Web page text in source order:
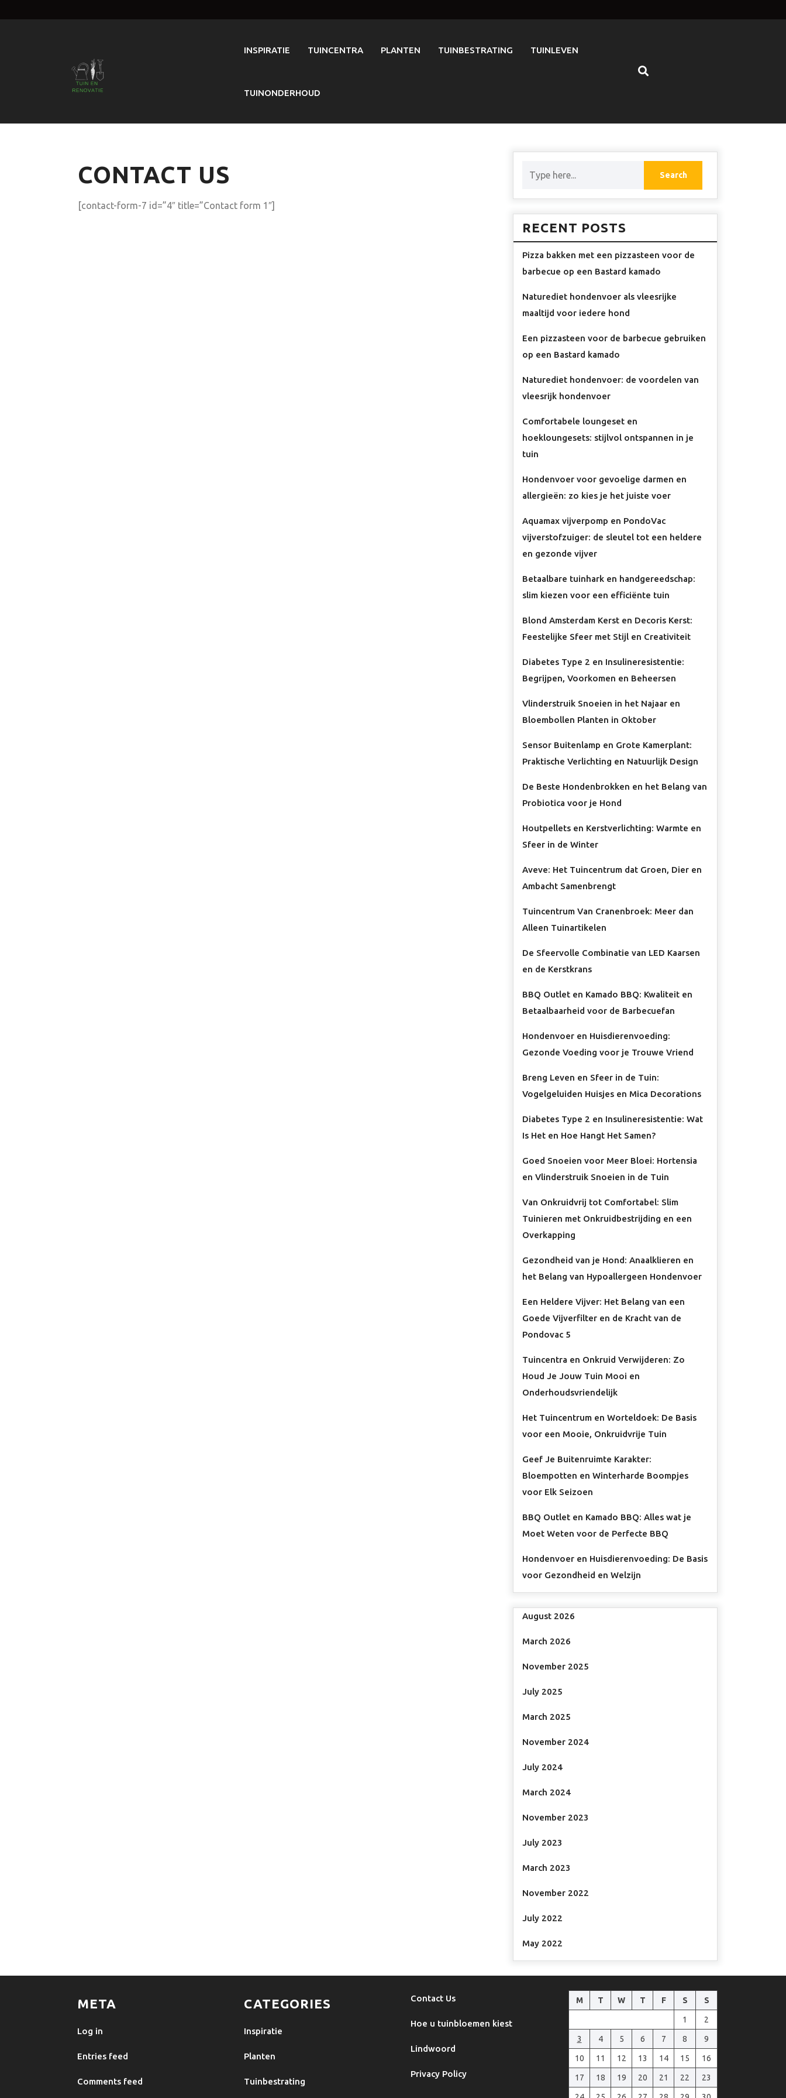
to
INSPIRATIE TUINCENTRA PLANTEN TUINBESTRATING TUINLEVEN
TUINONDERHOUD
CONTACT US
[contact-form-7 id=”4″ title=”Contact form 1″]
RECENT POSTS
Pizza bakken met een pizzasteen voor de
barbecue op een Bastard kamado
Naturediet hondenvoer als vleesrijke
maaltijd voor iedere hond
Een pizzasteen voor de barbecue gebruiken
op een Bastard kamado
Naturediet hondenvoer: de voordelen van
vleesrijk hondenvoer
Comfortabele loungeset en
hoekloungesets: stijlvol ontspannen in je
tuin
Hondenvoer voor gevoelige darmen en
allergieën: zo kies je het juiste voer
Aquamax vijverpomp en PondoVac
vijverstofzuiger: de sleutel tot een heldere
en gezonde vijver
Betaalbare tuinhark en handgereedschap:
slim kiezen voor een efficiënte tuin
Blond Amsterdam Kerst en Decoris Kerst:
Feestelijke Sfeer met Stijl en Creativiteit
Diabetes Type 2 en Insulineresistentie:
Begrijpen, Voorkomen en Beheersen
Vlinderstruik Snoeien in het Najaar en
Bloembollen Planten in Oktober
Sensor Buitenlamp en Grote Kamerplant:
Praktische Verlichting en Natuurlijk Design
De Beste Hondenbrokken en het Belang van
Probiotica voor je Hond
Houtpellets en Kerstverlichting: Warmte en
Sfeer in de Winter
Aveve: Het Tuincentrum dat Groen, Dier en
Ambacht Samenbrengt
Tuincentrum Van Cranenbroek: Meer dan
Alleen Tuinartikelen
De Sfeervolle Combinatie van LED Kaarsen
en de Kerstkrans
BBQ Outlet en Kamado BBQ: Kwaliteit en
Betaalbaarheid voor de Barbecuefan
Hondenvoer en Huisdierenvoeding:
Gezonde Voeding voor je Trouwe Vriend
Breng Leven en Sfeer in de Tuin:
Vogelgeluiden Huisjes en Mica Decorations
Diabetes Type 2 en Insulineresistentie: Wat
Is Het en Hoe Hangt Het Samen?
Goed Snoeien voor Meer Bloei: Hortensia
en Vlinderstruik Snoeien in de Tuin
Van Onkruidvrij tot Comfortabel: Slim
Tuinieren met Onkruidbestrijding en een
Overkapping
Gezondheid van je Hond: Anaalklieren en
het Belang van Hypoallergeen Hondenvoer
Een Heldere Vijver: Het Belang van een
Goede Vijverfilter en de Kracht van de
Pondovac 5
Tuincentra en Onkruid Verwijderen: Zo
Houd Je Jouw Tuin Mooi en
Onderhoudsvriendelijk
Het Tuincentrum en Worteldoek: De Basis
voor een Mooie, Onkruidvrije Tuin
Geef Je Buitenruimte Karakter:
Bloempotten en Winterharde Boompjes
voor Elk Seizoen
BBQ Outlet en Kamado BBQ: Alles wat je
Moet Weten voor de Perfecte BBQ
Hondenvoer en Huisdierenvoeding: De Basis
voor Gezondheid en Welzijn
August 2026
March 2026
November 2025
July 2025
March 2025
November 2024
July 2024
March 2024
November 2023
July 2023
March 2023
November 2022
July 2022
May 2022
META
Log in
Entries feed
Comments feed
CATEGORIES
Inspiratie
Planten
Tuinbestrating
Contact Us
Hoe u tuinbloemen kiest
Lindwoord
Privacy Policy
M T W T F S S
1 2
3 4 5 6 7 8 9
10 11 12 13 14 15 16
17 18 19 20 21 22 23